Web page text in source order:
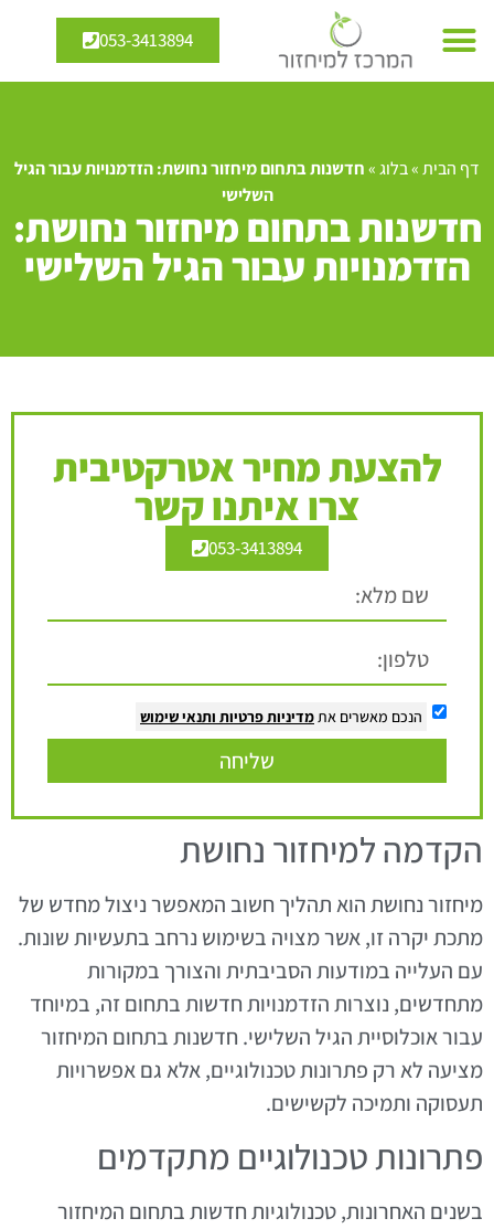
053-3413894
דף הבית»בלוג»חדשנות בתחום מיחזור נחושת: הזדמנויות עבור הגיל
השלישי
חדשנות בתחום מיחזור נחושת:
הזדמנויות עבור הגיל השלישי
להצעת מחיר אטרקטיבית
צרו איתנו קשר
053-3413894
הנכם מאשרים את מדיניות פרטיות ותנאי שימוש
שליחה
הקדמה למיחזור נחושת
מיחזור נחושת הוא תהליך חשוב המאפשר ניצול מחדש של
מתכת יקרה זו, אשר מצויה בשימוש נרחב בתעשיות שונות.
עם העלייה במודעות הסביבתית והצורך במקורות
מתחדשים, נוצרות הזדמנויות חדשות בתחום זה, במיוחד
עבור אוכלוסיית הגיל השלישי. חדשנות בתחום המיחזור
מציעה לא רק פתרונות טכנולוגיים, אלא גם אפשרויות
תעסוקה ותמיכה לקשישים.
פתרונות טכנולוגיים מתקדמים
בשנים האחרונות, טכנולוגיות חדשות בתחום המיחזור